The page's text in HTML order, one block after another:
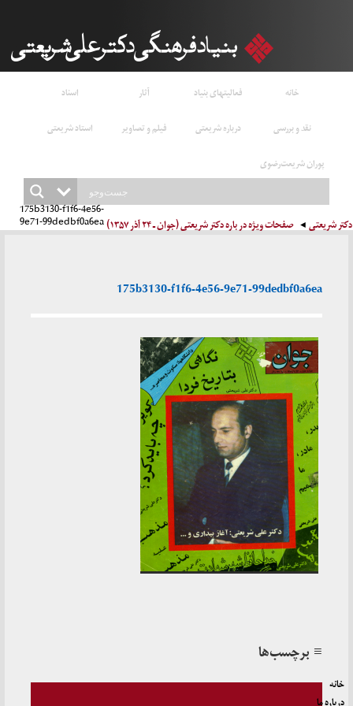
خانه فعالیتهای بنیاد آثار
اسناد
نقد و بررسی
درباره شریعتی فیلم و تصاویر
استاد شریعتی
پوران شریعت‌رضوی
دکتر شریعتی صفحات ویژه در باره دکتر شریعتی (جوان ـ ۲۴ آذر ۱۳۵۷)
175b3130-f1f6-4e56-
9e71-99dedbf0a6ea
175b3130-f1f6-4e56-9e71-99dedbf0a6ea
≡ برچسب‌ها
خانه